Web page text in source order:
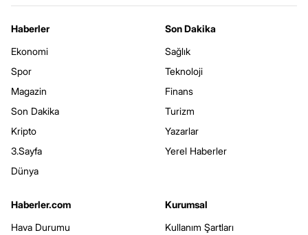
Haberler
Ekonomi
Spor
Magazin
Son Dakika
Kripto
3.Sayfa
Dünya
Son Dakika
Sağlık
Teknoloji
Finans
Turizm
Yazarlar
Yerel Haberler
Haberler.com
Hava Durumu
Kurumsal
Kullanım Şartları